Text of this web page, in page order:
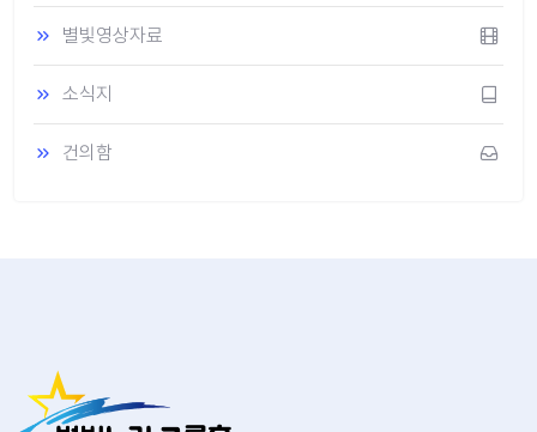
별빛영상자료
소식지
건의함